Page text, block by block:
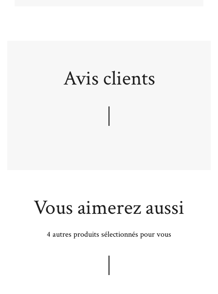
Avis clients
Vous aimerez aussi
4 autres produits sélectionnés pour vous